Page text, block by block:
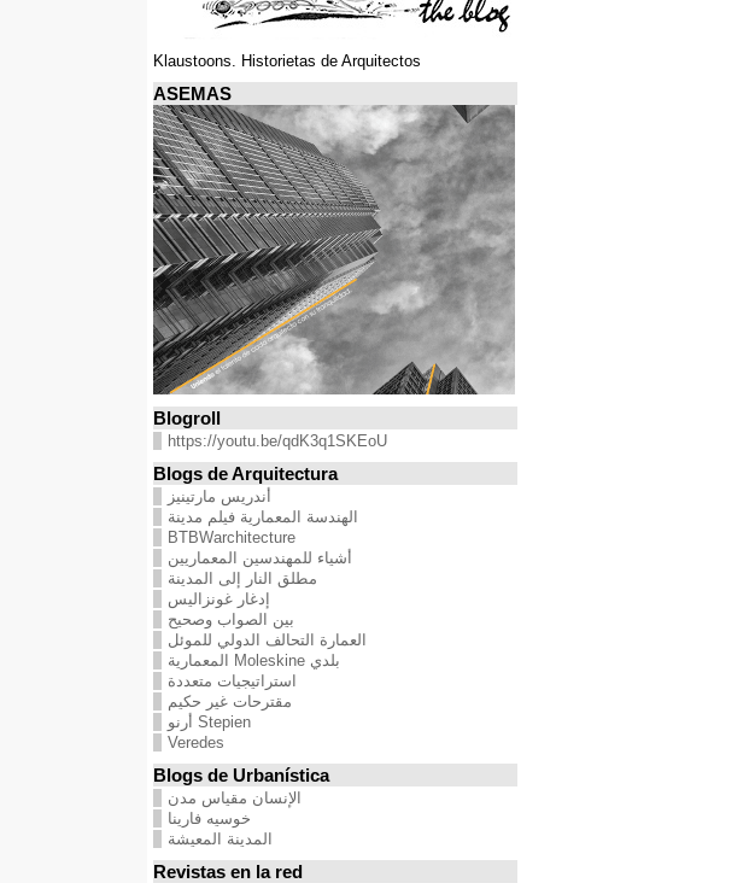
Klaustoons. Historietas de Arquitectos
ASEMAS
Blogroll
https://youtu.be/qdK3q1SKEoU
Blogs de Arquitectura
أندريس مارتينيز
الهندسة المعمارية فيلم مدينة
BTBWarchitecture
أشياء للمهندسين المعماريين
مطلق النار إلى المدينة
إدغار غونزاليس
بين الصواب وصحيح
العمارة التحالف الدولي للموئل
بلدي Moleskine المعمارية
استراتيجيات متعددة
مقترحات غير حكيم
Stepien أرنو
Veredes
Blogs de Urbanística
الإنسان مقياس مدن
خوسيه فارينا
المدينة المعيشة
Revistas en la red